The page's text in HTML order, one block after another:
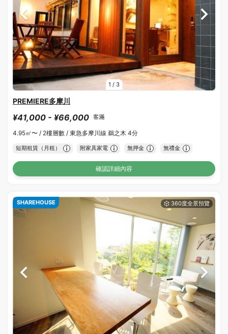
1 / 3
PREMIERE多摩川
¥41,000 - ¥66,000 客滿
4.95㎡〜 / 2樓層數 / 東急多摩川線 鵜之木 4分
短期租賃（月租） 附家具家電 無押金 無禮金
確認詳細內容
SHAREHOUSE